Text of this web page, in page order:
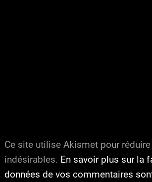
Ce site utilise Akismet pour
indésirables. En savoir plus sur la
données de vos commentaires